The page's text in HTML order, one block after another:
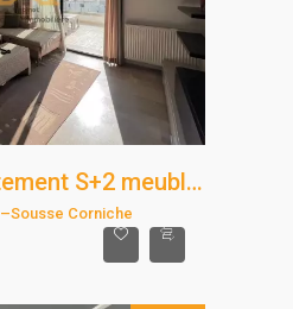
A louer appartement S+2 meublé à corniche Sousse
–Sousse Corniche